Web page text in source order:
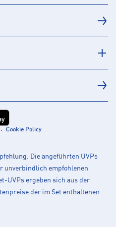
Cookie Policy
Die angeführten UVPs
unverbindlich empfohlenen
UVPs ergeben sich aus der
der im Set enthaltenen